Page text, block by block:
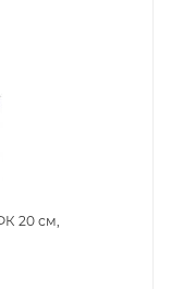
20 см,